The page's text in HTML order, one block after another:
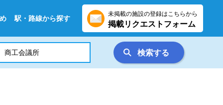
駅・路線から探す
未掲載の施設の登録はこちらから
掲載リクエストフォーム
検索する